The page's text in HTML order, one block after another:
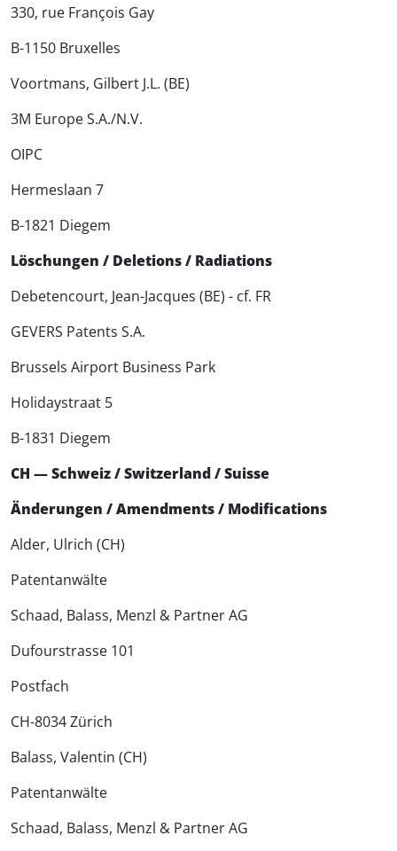
330, rue François Gay
B-1150 Bruxelles
Voortmans, Gilbert J.L. (BE)
3M Europe S.A./N.V.
OIPC
Hermeslaan 7
B-1821 Diegem
Löschungen / Deletions / Radiations
Debetencourt, Jean-Jacques (BE) - cf. FR
GEVERS Patents S.A.
Brussels Airport Business Park
Holidaystraat 5
B-1831 Diegem
CH — Schweiz / Switzerland / Suisse
Änderungen / Amendments / Modifications
Alder, Ulrich (CH)
Patentanwälte
Schaad, Balass, Menzl & Partner AG
Dufourstrasse 101
Postfach
CH-8034 Zürich
Balass, Valentin (CH)
Patentanwälte
Schaad, Balass, Menzl & Partner AG